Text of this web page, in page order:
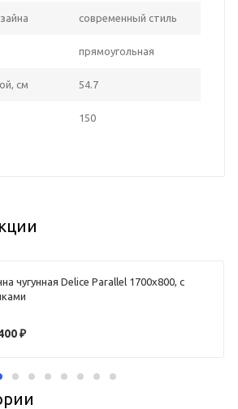
современный стиль
прямоугольная
см 54.7
150
чугунная Delice Parallel 1700х800, с
₽